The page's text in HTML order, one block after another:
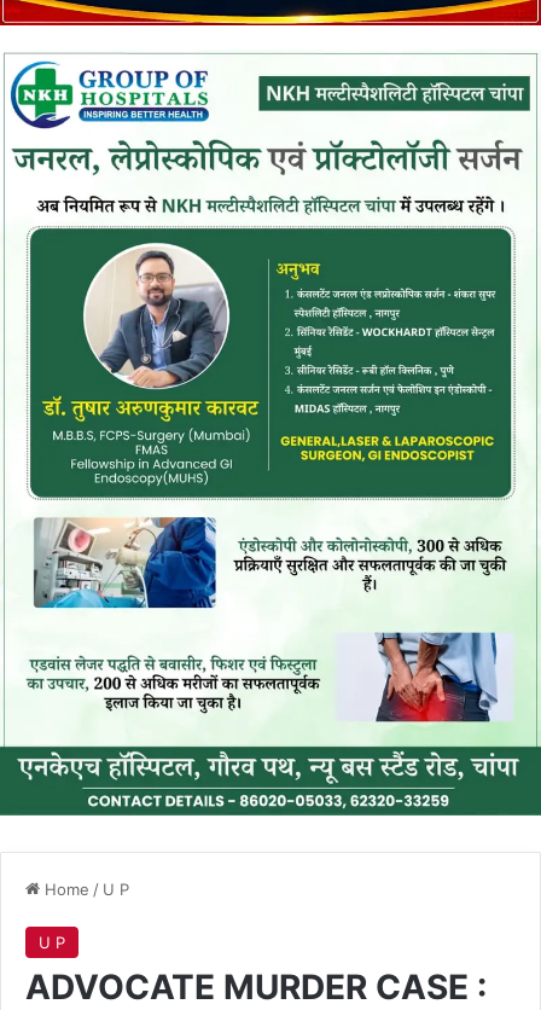
Home / U P
U P
ADVOCATE MURDER CASE :